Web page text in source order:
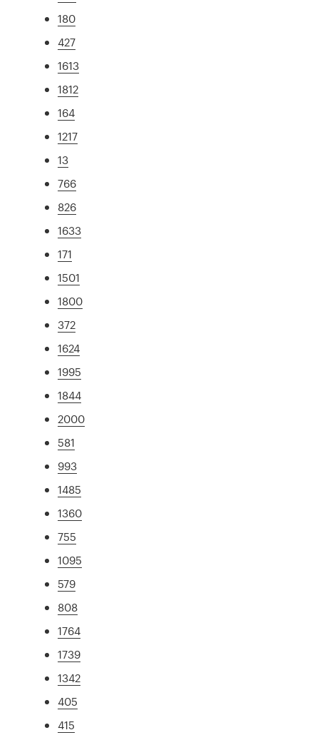
180
427
1613
1812
164
1217
13
766
826
1633
171
1501
1800
372
1624
1995
1844
2000
581
993
1485
1360
755
1095
579
808
1764
1739
1342
405
415